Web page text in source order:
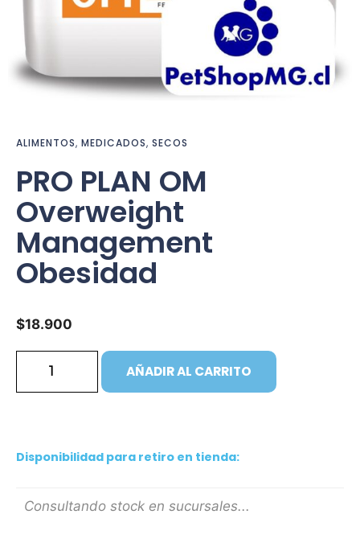
ALIMENTOS, MEDICADOS, SECOS
PRO PLAN OM
Overweight
Management
Obesidad
$18.900
AÑADIR AL CARRITO
Disponibilidad para retiro en tienda:
Consultando stock en sucursales...